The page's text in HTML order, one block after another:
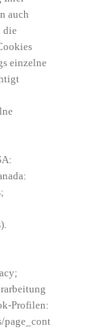
auch
die
einzelne
;
).
;
Profilen:
page_cont